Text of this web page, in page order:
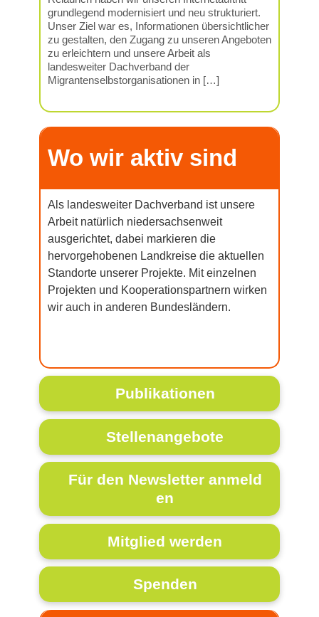
grundlegend modernisiert und neu strukturiert.
Unser Ziel war es, Informationen übersichtlicher
zu gestalten, den Zugang zu unseren Angeboten
zu erleichtern und unsere Arbeit als
landesweiter Dachverband der
Migrantenselbstorganisationen in […]
Wo wir aktiv sind
Als landesweiter Dachverband ist unsere
Arbeit natürlich niedersachsenweit
ausgerichtet, dabei markieren die
hervorgehobenen Landkreise die aktuellen
Standorte unserer Projekte. Mit einzelnen
Projekten und Kooperationspartnern wirken
wir auch in anderen Bundesländern.
Publikationen
Stellenangebote
Für den Newsletter anmeld
en
Mitglied werden
Spenden